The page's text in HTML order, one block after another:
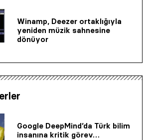
Winamp, Deezer ortaklığıyla
yeniden müzik sahnesine
dönüyor
Google DeepMind’da Türk bilim
insanına kritik görev…